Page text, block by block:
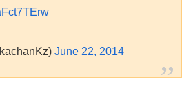
June 22, 2014